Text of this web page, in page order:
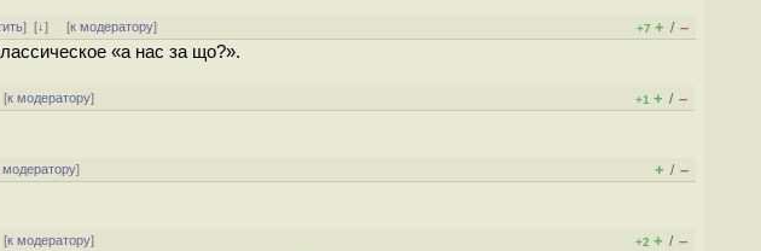
][↓] [к модератору] +7 + / –
«а нас за що?».
к модератору] +1 + / –
модератору] + / –
к модератору] +2 + / –